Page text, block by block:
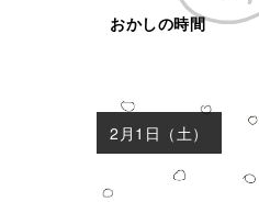
おかしの時間
2月1日（土）